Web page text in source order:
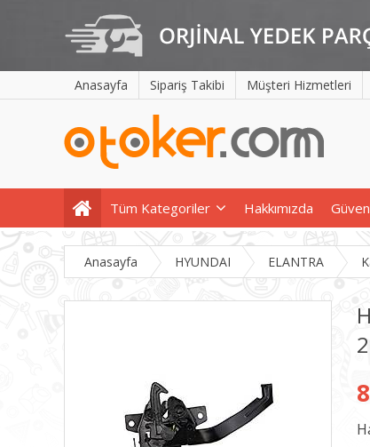
Anasayfa Sipariş Takibi Müşteri Hizmetleri
Tüm Kategoriler Hakkımızda
Anasayfa HYUNDAI ELANTRA